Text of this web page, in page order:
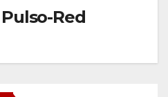
Pulso-Red